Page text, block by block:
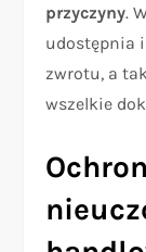
przyczyny.
udostępnia
zwrotu, a
wszelkie